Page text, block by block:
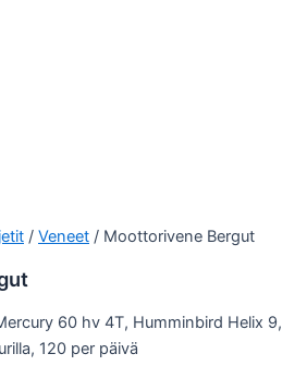
/ Veneet / Moottorivene Bergut
60 hv 4T, Humminbird Helix 9,
120 per päivä